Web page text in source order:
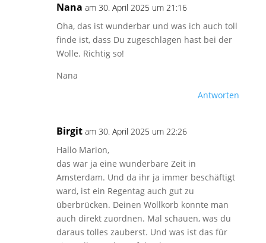
Nana am 30. April 2025 um 21:16
Oha, das ist wunderbar und was ich auch toll
finde ist, dass Du zugeschlagen hast bei der
Wolle. Richtig so!
Nana
Antworten
Birgit am 30. April 2025 um 22:26
Hallo Marion,
das war ja eine wunderbare Zeit in
Amsterdam. Und da ihr ja immer beschäftigt
ward, ist ein Regentag auch gut zu
überbrücken. Deinen Wollkorb konnte man
auch direkt zuordnen. Mal schauen, was du
daraus tolles zauberst. Und was ist das für